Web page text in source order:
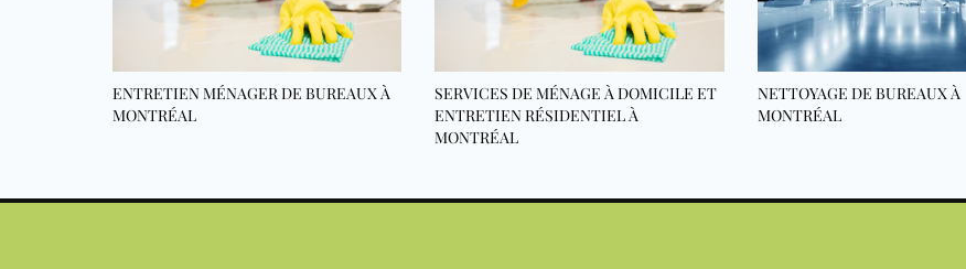
ENTRETIEN MÉNAGER DE BUREAUX À
MONTRÉAL
SERVICES DE MÉNAGE À DOMICILE ET
ENTRETIEN RÉSIDENTIEL À
MONTRÉAL
NETTOYAGE DE BUREAUX À
MONTRÉAL